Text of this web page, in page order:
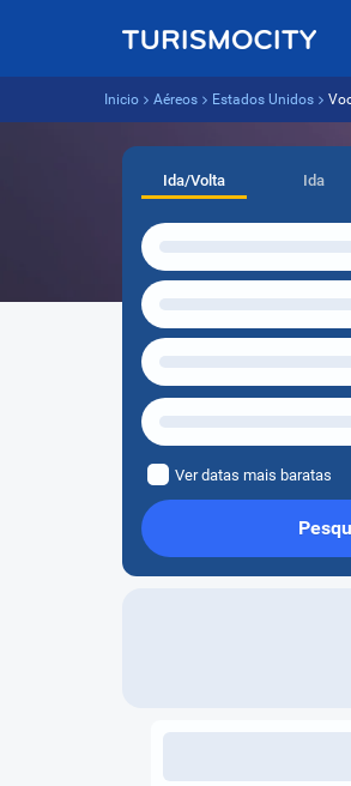
Inicio Aéreos Estados Unidos
Ida/Volta Ida
Ver datas mais baratas